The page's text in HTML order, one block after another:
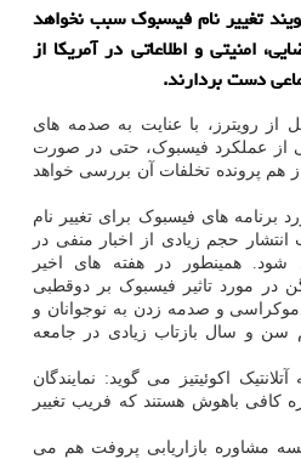
تغییر نام فیسبوک سبب نخواهد
امنیتی و اطلاعاتی در آمریکا از
دست بردارند.
رویترز، با عنایت به صدمه های
از عملکرد فیسبوک، حتی در صورت
هم پرونده تخلفات آن بررسی خواهد
برنامه های فیسبوک برای تغییر نام
حجم زیادی از اخبار منفی در
همینطور در هفته های اخیر
در مورد تاثیر فیسبوک بر دوقطبی
و صدمه زدن به نوجوانان و
و سال بازتاب زیادی در جامعه
اکوئیتیز می گوید: نمایندگان
کافی باهوش هستند که فریب تغییر
مشاوره بازاریابی پروفت هم می